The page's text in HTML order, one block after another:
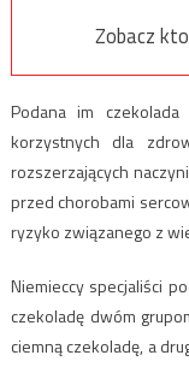
Zobacz
Podana im
korzystnych dla
rozszerzających
przed chorobami
ryzyko związanego z
Niemieccy specjaliści
czekoladę dwóm
ciemną czekoladę, a